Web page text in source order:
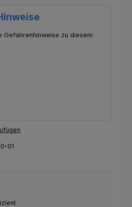
Gefahrenhinweise zu diesem
01